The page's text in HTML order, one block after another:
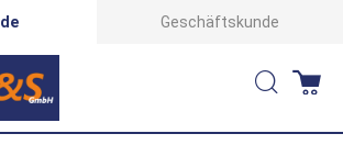
Geschäftskunde
Suche